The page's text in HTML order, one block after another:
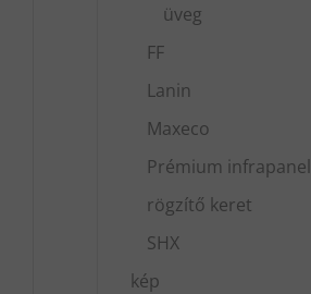
üveg
FF
Lanin
Maxeco
Prémium infrapanel
rögzítő keret
SHX
kép